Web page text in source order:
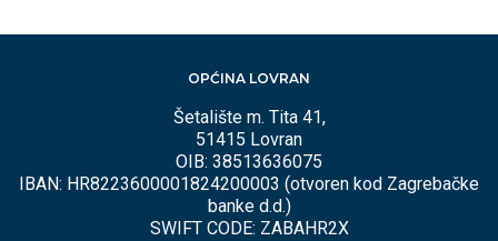
OPĆINA LOVRAN
Šetalište m. Tita 41,
51415 Lovran
OIB: 38513636075
IBAN: HR8223600001824200003 (otvoren kod Zagrebačke
banke d.d.)
SWIFT CODE: ZABAHR2X